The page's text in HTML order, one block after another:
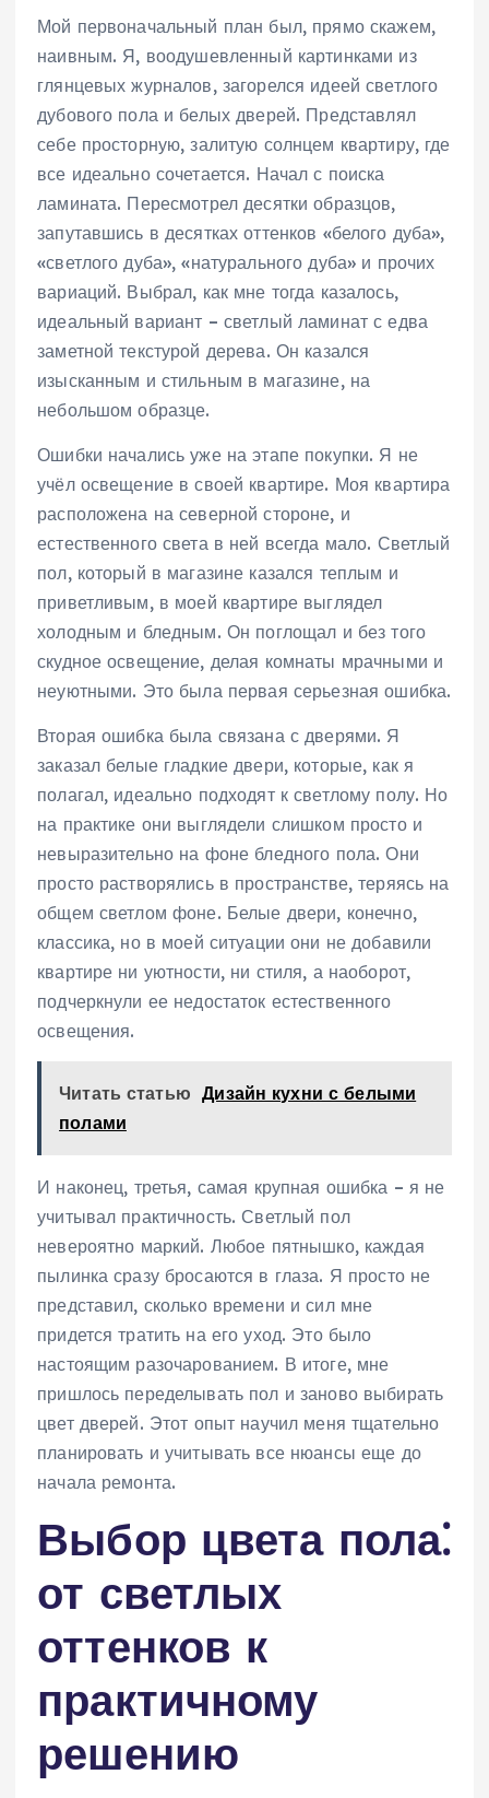
Мой первоначальный план был, прямо скажем,
наивным. Я, воодушевленный картинками из
глянцевых журналов, загорелся идеей светлого
дубового пола и белых дверей. Представлял
себе просторную, залитую солнцем квартиру, где
все идеально сочетается. Начал с поиска
ламината. Пересмотрел десятки образцов,
запутавшись в десятках оттенков «белого дуба»,
«светлого дуба», «натурального дуба» и прочих
вариаций. Выбрал, как мне тогда казалось,
идеальный вариант – светлый ламинат с едва
заметной текстурой дерева. Он казался
изысканным и стильным в магазине, на
небольшом образце.
Ошибки начались уже на этапе покупки. Я не
учёл освещение в своей квартире. Моя квартира
расположена на северной стороне, и
естественного света в ней всегда мало. Светлый
пол, который в магазине казался теплым и
приветливым, в моей квартире выглядел
холодным и бледным. Он поглощал и без того
скудное освещение, делая комнаты мрачными и
неуютными. Это была первая серьезная ошибка.
Вторая ошибка была связана с дверями. Я
заказал белые гладкие двери, которые, как я
полагал, идеально подходят к светлому полу. Но
на практике они выглядели слишком просто и
невыразительно на фоне бледного пола. Они
просто растворялись в пространстве, теряясь на
общем светлом фоне. Белые двери, конечно,
классика, но в моей ситуации они не добавили
квартире ни уютности, ни стиля, а наоборот,
подчеркнули ее недостаток естественного
освещения.
Читать статью Дизайн кухни с белыми
полами
И наконец, третья, самая крупная ошибка – я не
учитывал практичность. Светлый пол
невероятно маркий. Любое пятнышко, каждая
пылинка сразу бросаются в глаза. Я просто не
представил, сколько времени и сил мне
придется тратить на его уход. Это было
настоящим разочарованием. В итоге, мне
пришлось переделывать пол и заново выбирать
цвет дверей. Этот опыт научил меня тщательно
планировать и учитывать все нюансы еще до
начала ремонта.
Выбор цвета пола⁚
от светлых
оттенков к
практичному
решению